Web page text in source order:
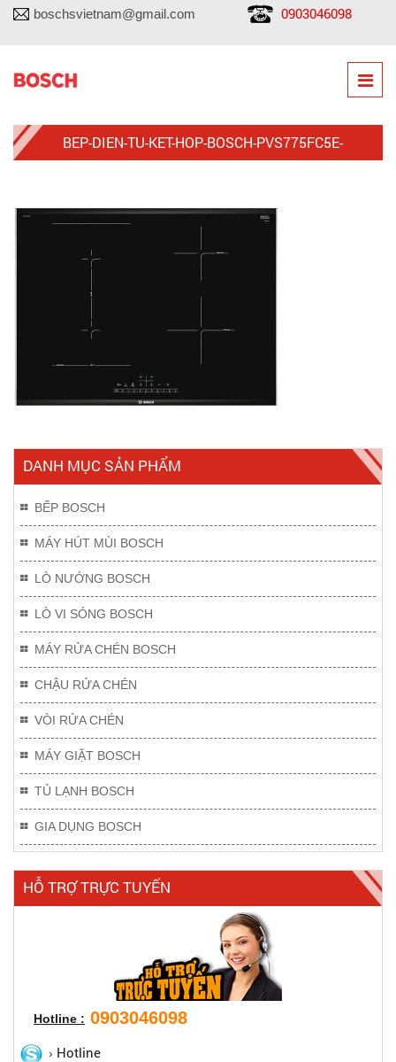
boschsvietnam@gmail.com 0903046098
BEP-DIEN-TU-KET-HOP-BOSCH-PVS775FC5E-
DANH MỤC SẢN PHẨM
BẾP BOSCH
MÁY HÚT MÙI BOSCH
LÒ NƯỚNG BOSCH
LÒ VI SÓNG BOSCH
MÁY RỬA CHÉN BOSCH
CHẬU RỬA CHÉN
VÒI RỬA CHÉN
MÁY GIẶT BOSCH
TỦ LẠNH BOSCH
GIA DỤNG BOSCH
HỖ TRỢ TRỰC TUYẾN
Hotline : 0903046098
Hotline